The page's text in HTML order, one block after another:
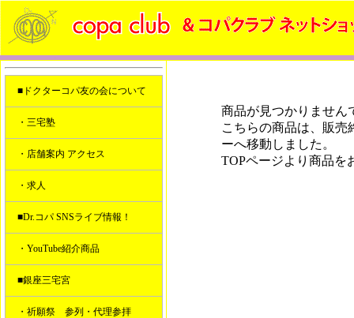
■ドクターコパ友の会について
・三宅塾
・店舗案内 アクセス
・求人
■Dr.コパ SNSライブ情報！
・YouTube紹介商品
■銀座三宅宮
・祈願祭 参列・代理参拝
商品が見つかりません
こちらの商品は、販売
ーへ移動しました。
TOPページより商品を